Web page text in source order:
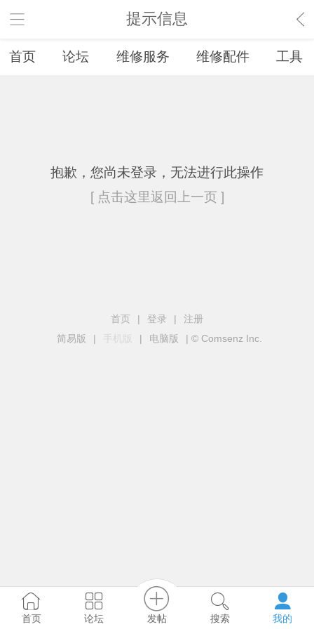
提示信息
首页 论坛 维修服务 维修配件 工具
抱歉，您尚未登录，无法进行此操作
[ 点击这里返回上一页 ]
首页 | 登录 |
注册
简易版
| 手机版 | 电脑版 | © Comsenz Inc.
首页 论坛 发帖 搜索 我的